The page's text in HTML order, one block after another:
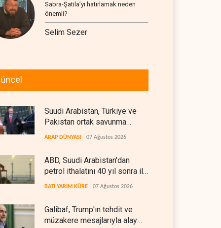
Sabra-Şatila’yı hatırlamak neden
önemli?
Selim Sezer
Suudi Arabistan, Türkiye ve
Pakistan ortak savunma
anlaşması imzaladı
ARAP DÜNYASI 07 Ağustos 2026
ABD, Suudi Arabistan'dan
petrol ithalatını 40 yıl sonra ilk
kez durdurdu
BATI YARIM KÜRE 07 Ağustos 2026
Galibaf, Trump'ın tehdit ve
müzakere mesajlarıyla alay